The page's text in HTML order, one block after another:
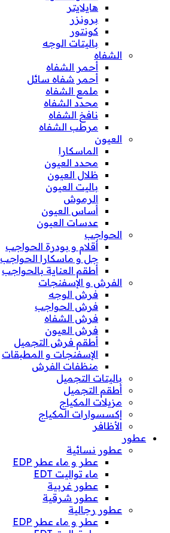
هايلايتر
برونزر
كونتور
باليتات الوجه
الشفاه
أحمر الشفاه
أحمر شفاه سائل
ملمع الشفاه
محدد الشفاه
نافخ الشفاه
مرطب الشفاه
العيون
الماسكارا
محدد العيون
ظلال العيون
باليت العيون
الرموش
أساس العيون
عدسات العيون
الحواجب
أقلام و بودرة الحواجب
جل و ماسكارا الحواجب
أطقم العناية بالحواجب
الفرش و الإسفنجات
فرش الوجه
فرش الحواجب
فرش الشفاه
فرش العيون
أطقم فرش التجميل
الإسفنجات و المطبقات
منظفات الفرش
باليتات التجميل
أطقم التجميل
مزيلات المكياج
إكسسوارات المكياج
الأظافر
عطور
عطور نسائية
عطر و ماء عطر EDP
ماء تواليت EDT
عطور غربية
عطور شرقية
عطور رجالية
عطر و ماء عطر EDP